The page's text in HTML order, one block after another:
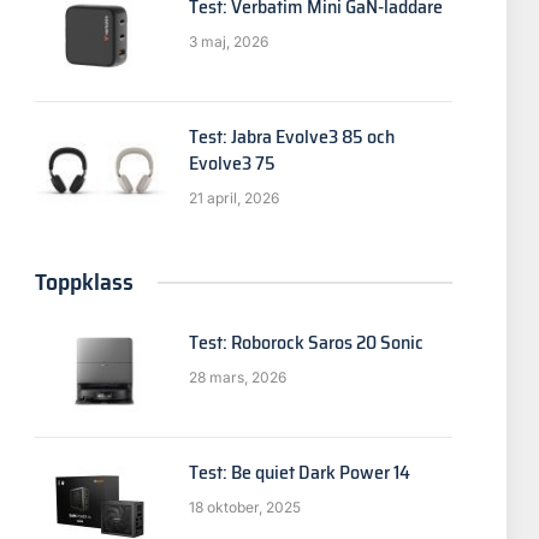
Test: Verbatim Mini GaN-laddare
3 maj, 2026
Test: Jabra Evolve3 85 och
Evolve3 75
21 april, 2026
Toppklass
Test: Roborock Saros 20 Sonic
28 mars, 2026
Test: Be quiet Dark Power 14
18 oktober, 2025